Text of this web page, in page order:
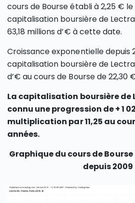
cours de Bourse établi à 2,25 € le
capitalisation boursière de
63,18 millions d’€ à cette date.
Croissance exponentielle depuis
capitalisation boursière de Lectra
d’€ au cours de Bourse de 22,30 €
La capitalisation boursière de
connu une progression de + 1
multiplication par 11,25 au
années.
Graphique du cours de
depuis 2009